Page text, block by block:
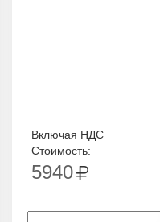
Включая НДС
Стоимость:
5940